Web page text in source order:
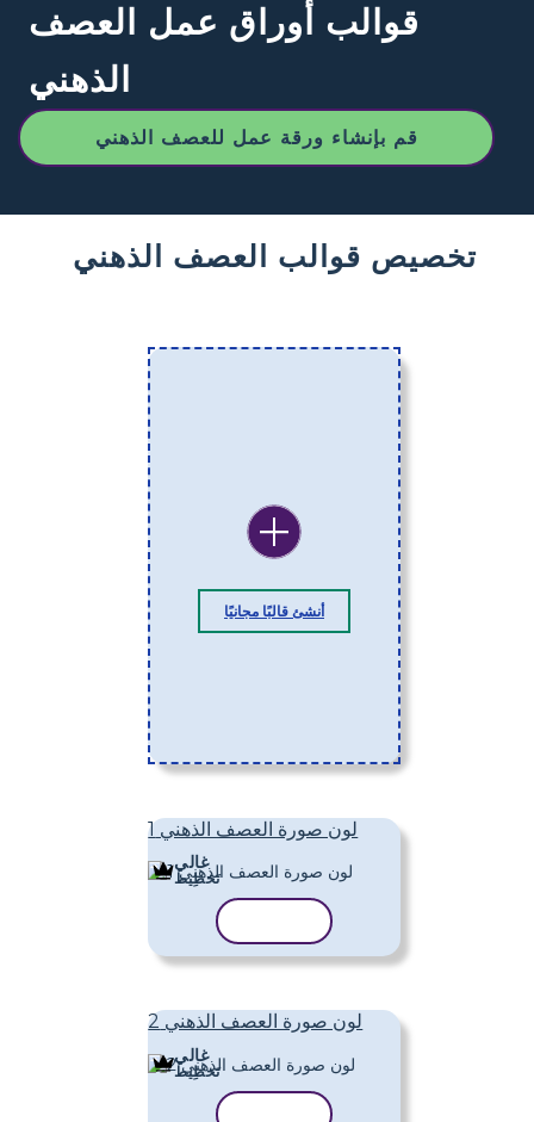
قوالب أوراق عمل العصف
الذهني
قم بإنشاء ورقة عمل للعصف الذهني
تخصيص قوالب العصف الذهني
أنشئ قالبًا مجانيًا
لون صورة العصف الذهني 1
غالي
تَخطِيط
لون صورة العصف الذهني 2
غالي
تَخطِيط